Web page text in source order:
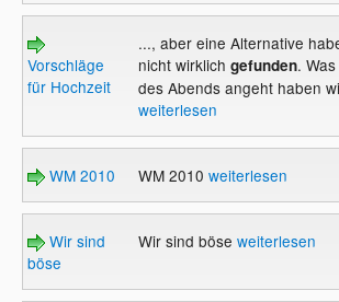
Vorschläge
für Hochzeit
..., aber eine Alternative
nicht wirklich gefunden.
des Abends angeht haben
weiterlesen
WM 2010 WM 2010 weiterlesen
Wir sind
böse
Wir sind böse weiterlesen